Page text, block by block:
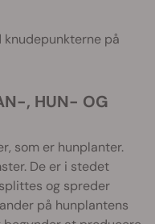
knudepunkterne på
som er hunplanter.
De er i stedet
og spreder
på hunplantens